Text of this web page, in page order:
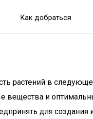
Как добраться
растений в
и
для